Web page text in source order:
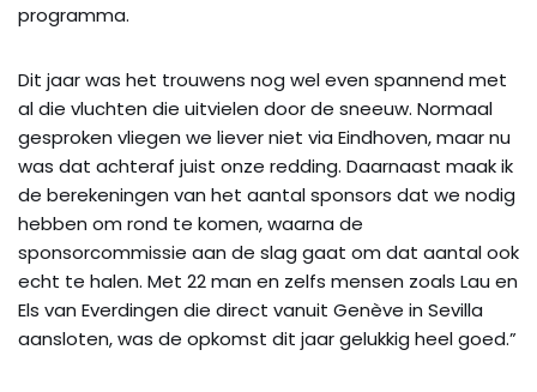
programma.
Dit jaar was het trouwens nog wel even spannend met
al die vluchten die uitvielen door de sneeuw. Normaal
gesproken vliegen we liever niet via Eindhoven, maar nu
was dat achteraf juist onze redding. Daarnaast maak ik
de berekeningen van het aantal sponsors dat we nodig
hebben om rond te komen, waarna de
sponsorcommissie aan de slag gaat om dat aantal ook
echt te halen. Met 22 man en zelfs mensen zoals Lau en
Els van Everdingen die direct vanuit Genève in Sevilla
aansloten, was de opkomst dit jaar gelukkig heel goed.”